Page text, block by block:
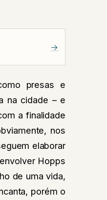
→
presas e
na cidade – e
a finalidade
nos
elaborar
Hopps
de uma vida,
porém o